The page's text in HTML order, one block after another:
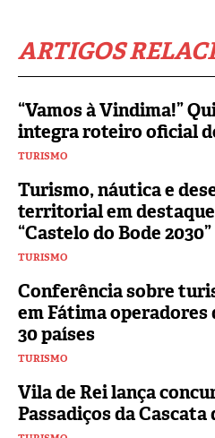
ARTIGOS
“Vamos à Vindima!”
integra roteiro oficial
TURISMO
Turismo, náutica e
territorial em
“Castelo do Bode 2030”
TURISMO
Conferência sobre
em Fátima operadores
30 países
TURISMO
Vila de Rei lança
Passadiços da Cascata